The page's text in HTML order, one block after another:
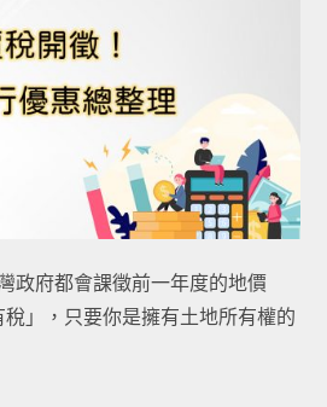
政府都會課徵前一年度的地價
」，只要你是擁有土地所有權的